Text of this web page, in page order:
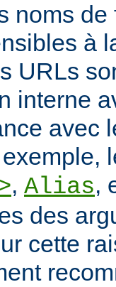
noms
à
URLs
interne
avec
, Alias,
des
cette